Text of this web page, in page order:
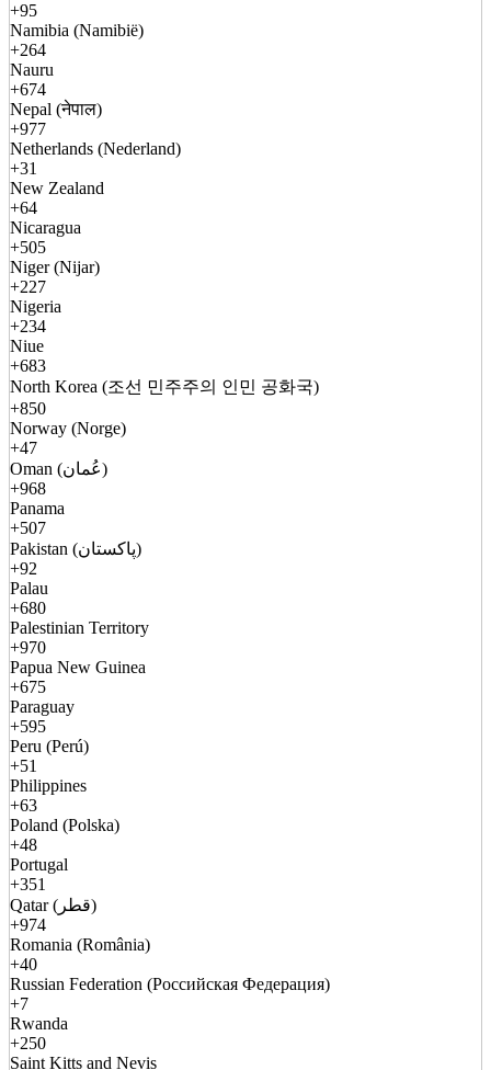
+95
Namibia (Namibië)
+264
Nauru
+674
Nepal (नेपाल)
+977
Netherlands (Nederland)
+31
New Zealand
+64
Nicaragua
+505
Niger (Nijar)
+227
Nigeria
+234
Niue
+683
North Korea (조선 민주주의 인민 공화국)
+850
Norway (Norge)
+47
Oman (عُمان)
+968
Panama
+507
Pakistan (پاکستان)
+92
Palau
+680
Palestinian Territory
+970
Papua New Guinea
+675
Paraguay
+595
Peru (Perú)
+51
Philippines
+63
Poland (Polska)
+48
Portugal
+351
Qatar (قطر)
+974
Romania (România)
+40
Russian Federation (Российская Федерация)
+7
Rwanda
+250
Saint Kitts and Nevis